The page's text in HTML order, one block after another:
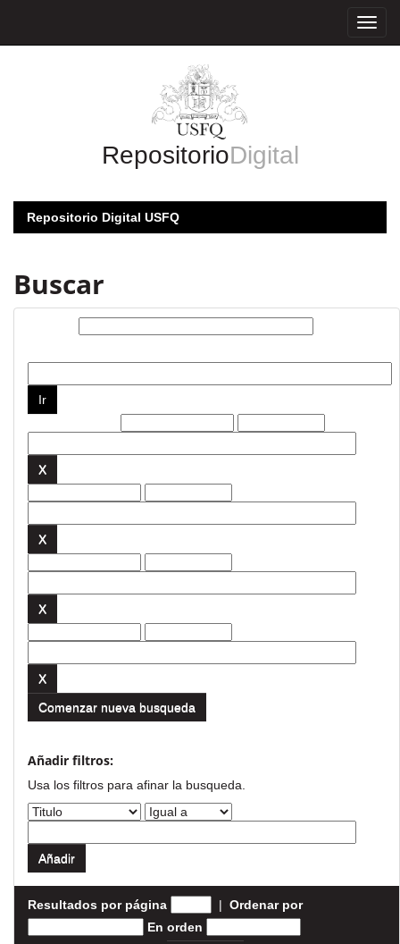
RepositorioDigital
Repositorio Digital USFQ
Buscar
Comenzar nueva busqueda
Añadir filtros:
Usa los filtros para afinar la busqueda.
Resultados por página | Ordenar por
En orden